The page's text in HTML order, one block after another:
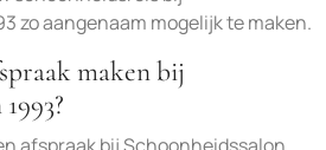
zo aangenaam mogelijk te maken.
maken bij